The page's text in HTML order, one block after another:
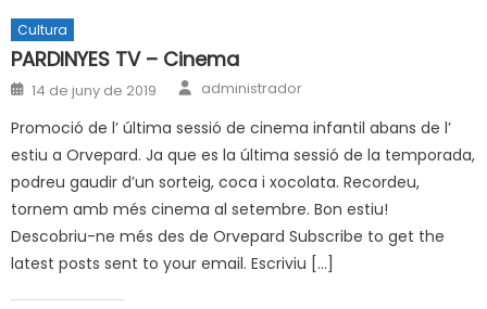
Cultura
PARDINYES TV – Cinema
Posted
on
14 de juny de 2019 Author
administrador
Promoció de l’ última sessió de cinema infantil abans de l’
estiu a Orvepard. Ja que es la última sessió de la temporada,
podreu gaudir d’un sorteig, coca i xocolata. Recordeu,
tornem amb més cinema al setembre. Bon estiu!
Descobriu-ne més des de Orvepard Subscribe to get the
latest posts sent to your email. Escriviu […]